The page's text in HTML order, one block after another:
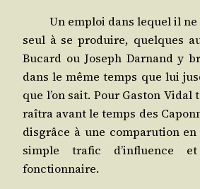
Un emploi dans lequel il
seul à se pro­duire, quelques
Bucard ou Joseph Dar­nand y
dans le même temps que lui
que l’on sait. Pour Gas­ton
raî­tra avant le temps des
dis­grâce à une com­pa­ru­tion
simple tra­fic d’in­fluence
fonctionnaire.